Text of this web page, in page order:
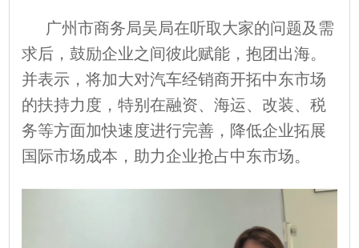
广州市商务局吴局在听取大家的问题及需
求后，鼓励企业之间彼此赋能，抱团出海。
并表示，将加大对汽车经销商开拓中东市场
的扶持力度，特别在融资、海运、改装、税
务等方面加快速度进行完善，降低企业拓展
国际市场成本，助力企业抢占中东市场。